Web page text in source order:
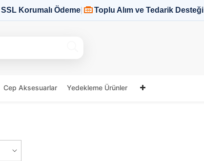
SSL Korumalı Ödeme Toplu Alım ve Tedarik Desteği
Cep Aksesuarlar Yedekleme Ürünler